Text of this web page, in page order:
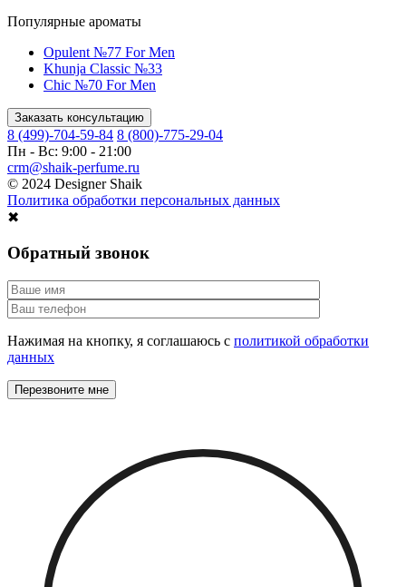
Популярные ароматы
Opulent №77 For Men
Khunja Classic №33
Chic №70 For Men
Заказать консультацию
8 (499)-704-59-84 8 (800)-775-29-04
Пн - Вс: 9:00 - 21:00
crm@shaik-perfume.ru
© 2024 Designer Shaik
Политика обработки персональных данных
✖
Обратный звонок
Нажимая на кнопку, я соглашаюсь с политикой обработки
данных